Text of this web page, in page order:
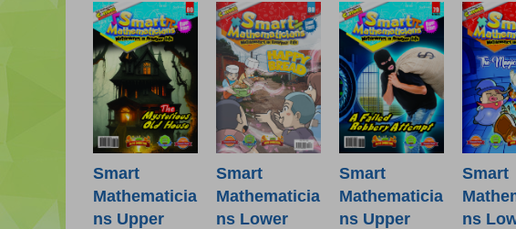
Smart
Mathematicia
ns Upper
Smart
Mathematicia
ns Lower
Smart
Mathematicia
ns Upper
Smart
ns